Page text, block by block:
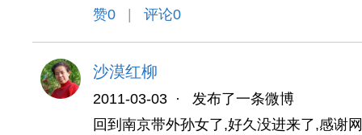
赞0 评论0
沙漠红柳
2011-03-03 ·
发布了一条微博
回到南京带外孙女了,好久没进来了,感谢